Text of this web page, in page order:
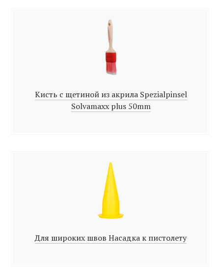
Кисть с щетиной из акрила Spezialpinsel
Solvamaxx plus 50mm
Для широких швов Насадка к пистолету